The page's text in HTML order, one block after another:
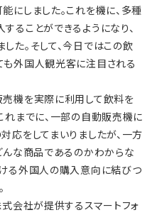
にしました。これを機に、多種
ることができるようになり、
た。そして、今日ではこの飲
外国人観光客に注目される
機を実際に利用して飲料を
れまでに、一部の自動販売機に
応をしてまいりましたが、一方
んな商品であるのかわからな
る外国人の購入意向に結びつ
式会社が提供するスマートフォ